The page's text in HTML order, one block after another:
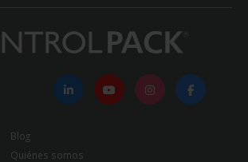
Blog
Quiénes somos